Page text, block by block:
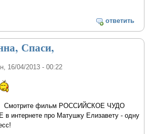
ответить
Спаси,
, 16/04/2013 - 00:22
Смотрите фильм РОССИЙСКОЕ ЧУДО
интернете про Матушку Елизавету - одну